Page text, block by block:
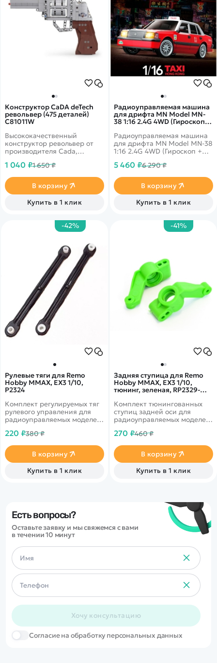
докупить 2 АА батарейки в
пульт, зарядить аккумулятор
и можно ехать.
Конструктор CaDA deTech
револьвер (475 деталей)
C81011W
Высококачественный
конструктор револьвер от
производителя Cada,
1 040 ₽1 650 ₽
В корзину
Купить в 1 клик
Радиоуправляемая машина
для дрифта MN Model MN-
38 1:16 2.4G 4WD (Гироскоп +
Радиоуправляемая машина
для дрифта MN Model MN-38
1:16 2.4G 4WD (Гироскоп +
Гонконгское такси.
5 460 ₽6 290 ₽
В корзину
Купить в 1 клик
-42%
Рулевые тяги для Remo
Hobby MMAX, EX3 1/10,
P2324
Комплект регулируемых тяг
рулевого управления для
радиоуправляемых моделей
масштаба 1/10.
220 ₽380 ₽
В корзину
Купить в 1 клик
-41%
Задняя ступица для Remo
Hobby MMAX, EX3 1/10,
тюнинг, зеленая, RP2329-
Комплект тюнингованных
ступиц задней оси для
радиоуправляемых моделей
масштаба 1/10.
270 ₽460 ₽
В корзину
Купить в 1 клик
Есть вопросы?
Оставьте заявку и мы свяжемся с вами
в течении 10 минут
Хочу консультацию
Cогласие на обработку персональных данных